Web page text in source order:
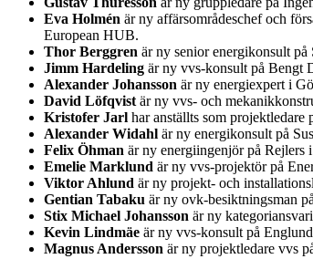
Eva Holmén är ny affärsområdeschef och
European HUB.
Thor Berggren är ny senior energikonsult
Jimm Hardeling är ny vvs-konsult på Bengt
Alexander Johansson är ny energiexpert i
David Löfqvist är ny vvs- och
Kristofer Jarl har anställts som
Alexander Widahl är ny energikonsult på
Felix Öhman är ny energiingenjör på Rejlers
Emelie Marklund är ny vvs-projektör på
Viktor Ahlund är ny projekt- och
Gentian Tabaku är ny ovk-besiktningsman
Stix Michael Johansson är ny
Kevin Lindmäe är ny vvs-konsult på
Magnus Andersson är ny projektledare vvs